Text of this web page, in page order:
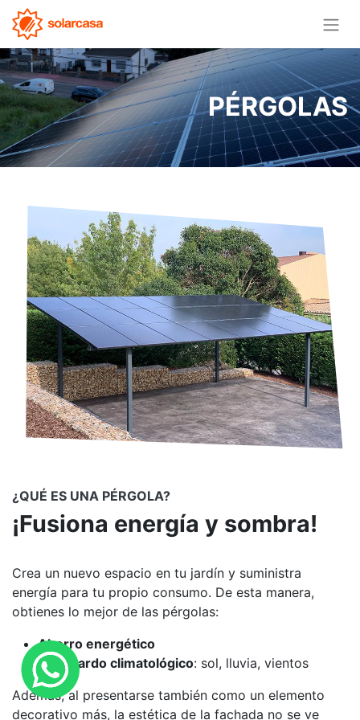
PÉRGOLAS
¿QUÉ ES UNA PÉRGOLA?
¡Fusiona energía y sombra!
Crea un nuevo espacio en tu jardín y suministra
energía para tu propio consumo. De esta manera,
obtienes lo mejor de las pérgolas:
Ahorro energético
Resguardo climatológico: sol, lluvia, vientos
Además, al presentarse también como un elemento
decorativo más, la estética de la fachada no se ve